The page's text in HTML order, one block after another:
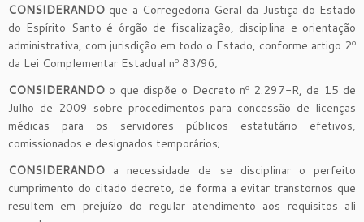
CONSIDERANDO que a Corregedoria Geral da Justiça do Estado
do Espírito Santo é órgão de fiscalização, disciplina e orientação
administrativa, com jurisdição em todo o Estado, conforme artigo 2º
da Lei Complementar Estadual nº 83/96;
CONSIDERANDO o que dispõe o Decreto nº 2.297-R, de 15 de
Julho de 2009 sobre procedimentos para concessão de licenças
médicas para os servidores públicos estatutário efetivos,
comissionados e designados temporários;
CONSIDERANDO a necessidade de se disciplinar o perfeito
cumprimento do citado decreto, de forma a evitar transtornos que
resultem em prejuízo do regular atendimento aos requisitos ali